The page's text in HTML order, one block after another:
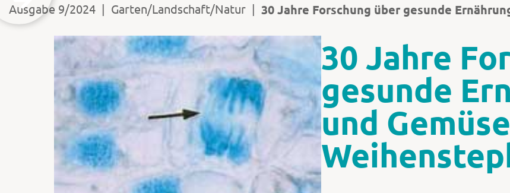
Ausgabe 9/2024 | Garten/Landschaft/Natur | 30 Jahre Forschung über gesunde
30 Jahre
gesunde
und